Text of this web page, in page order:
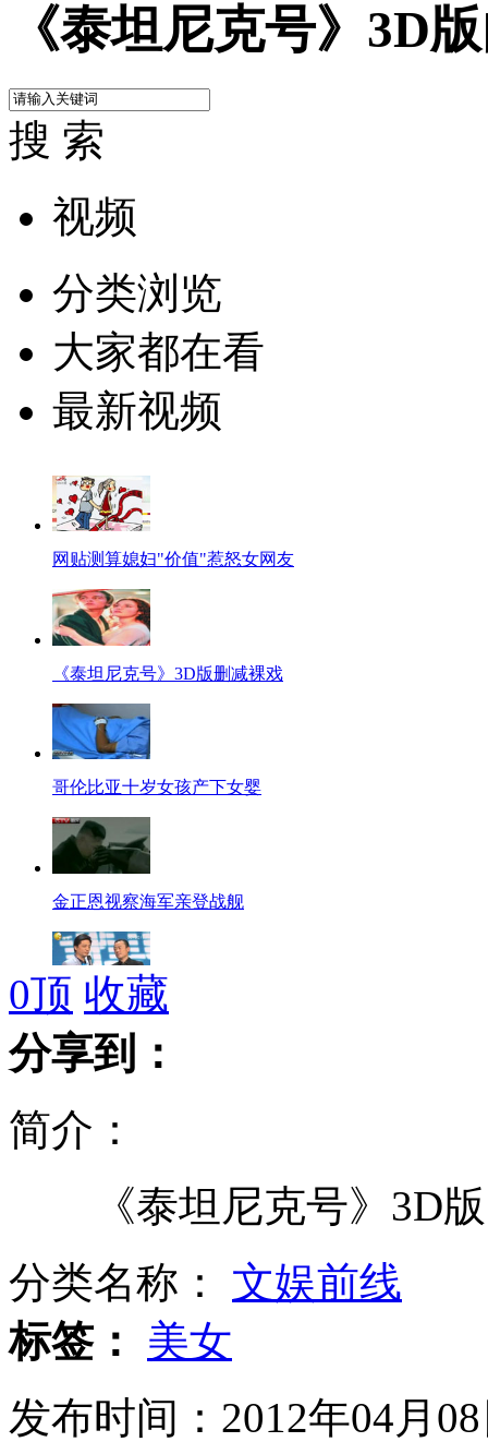
《泰坦尼克号》3D
搜 索
视频
分类浏览
大家都在看
最新视频
网贴测算媳妇"价值"惹怒女网友
《泰坦尼克号》3D版删减裸戏
哥伦比亚十岁女孩产下女婴
金正恩视察海军亲登战舰
崔永元周立波现场斗贫
清华首次面向全国招收飞行员班
导演檀冰揭甄子丹赵文卓之争内幕
0顶 收藏
分享到：
简介：
《泰坦尼克号》3D版
分类名称： 文娱前线
标签：
美女
发布时间：2012年04月